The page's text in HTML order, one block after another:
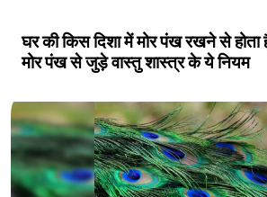
घर की किस दिशा में मोर पंख रखने से होता
मोर पंख से जुड़े वास्तु शास्त्र के ये नियम